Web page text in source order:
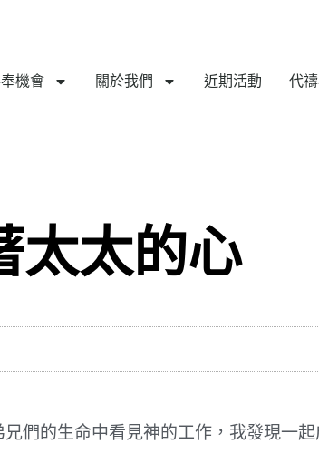
機會 關於我們 近期活動 代
太太的心
們的生命中看見神的工作，我發現一